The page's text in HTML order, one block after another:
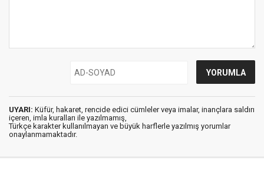
UYARI: Küfür, hakaret, rencide edici cümleler veya imalar, inançlara saldırı
içeren, imla kuralları ile yazılmamış,
Türkçe karakter kullanılmayan ve büyük harflerle yazılmış yorumlar
onaylanmamaktadır.